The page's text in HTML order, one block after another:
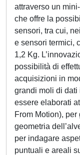
attraverso un
che offre la
sensori, tra cui,
e sensori termici,
1,2 Kg.
possibilità di
acquisizioni in
grandi moli di dati
essere elaborati
From Motion),
geometria
per indagare
puntuali e areali